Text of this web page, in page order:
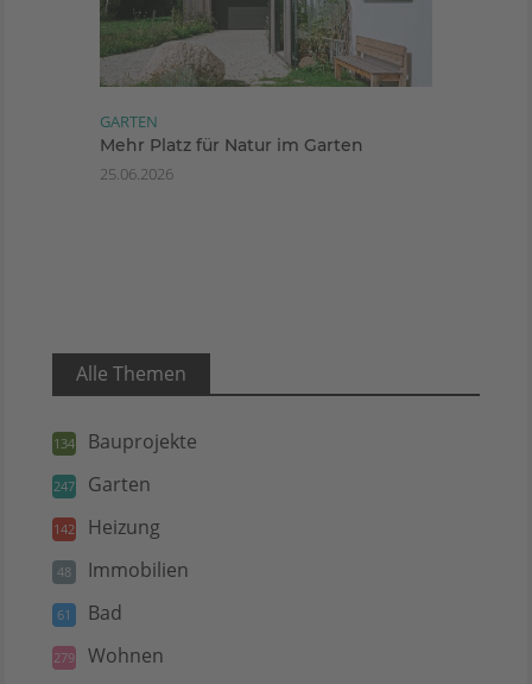
GARTEN
Mehr Platz für Natur im Garten
25.06.2026
Alle Themen
134 Bauprojekte
247 Garten
142 Heizung
48 Immobilien
61 Bad
279 Wohnen